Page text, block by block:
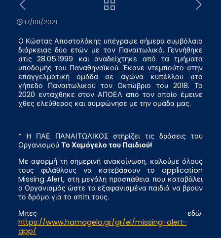
17/08/2021
Ο Κώστας Αποστολάκης υπέγραψε σήμερα συμβόλαιο
διάρκειας δύο ετών με τον Παναιτωλικό. Γεννήθηκε
στις 28.05.1999 και αναδείχτηκε από τα τμήματα
υποδομής του Παναθηναϊκού. Έκανε ντεμπούτο στην
επαγγελματική ομάδα σε αγώνα κυπέλλου στο
γήπεδο Παναιτωλικού τον Οκτώβριο του 2018. Το
2020 εντάχθηκε στον ΑΠΟΕΛ από τον οποίο έμεινε
χθες ελεύθερος και συμφώνησε με την ομάδα μας.
* H ΠΑΕ ΠΑΝΑΙΤΩΛΙΚΟΣ στηρίζει τις δράσεις του
Οργανισμού Το Χαμόγελο του Παιδιού!
Με αφορμή τη σημερινή ανακοίνωση, καλούμε όλους
τους φιλάθλους να κατεβάσουν το application
Missing Alert, στη μεγάλη προσπάθεια που καταβάλει
ο Οργανισμός ώστε τα εξαφανισμένα παιδιά να βρουν
το δρόμο για το σπίτι τους.
Μπες εδώ:
https://www.hamogelo.gr/gr/el/missing-alert-
app/